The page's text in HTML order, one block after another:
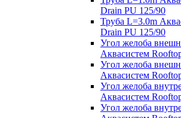
Drain PU 125/90
Труба L=3.0m
Drain PU 125/90
Угол желоба
Аквасистем
Угол желоба
Аквасистем
Угол желоба
Аквасистем
Угол желоба